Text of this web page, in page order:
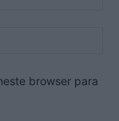
browser para